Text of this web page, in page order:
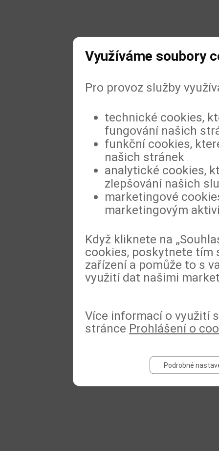
Využíváme soubory
Pro provoz služby
technické cookies,
fungování našich
funkční cookies,
našich stránek
analytické cookies,
zlepšování našich
marketingové
marketingovým
Když kliknete na
cookies, poskytnete tím
zařízení a pomůže to s
využití dat našimi
Více informací o využití
stránce Prohlášení o
Podrobné